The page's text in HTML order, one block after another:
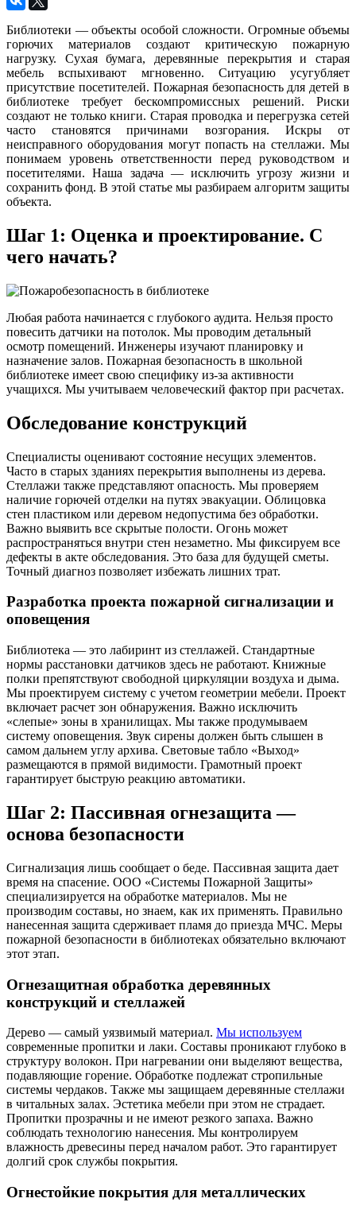
Библиотеки — объекты особой сложности. Огромные объемы
горючих материалов создают критическую пожарную
нагрузку. Сухая бумага, деревянные перекрытия и старая
мебель вспыхивают мгновенно. Ситуацию усугубляет
присутствие посетителей. Пожарная безопасность для детей в
библиотеке требует бескомпромиссных решений. Риски
создают не только книги. Старая проводка и перегрузка сетей
часто становятся причинами возгорания. Искры от
неисправного оборудования могут попасть на стеллажи. Мы
понимаем уровень ответственности перед руководством и
посетителями. Наша задача — исключить угрозу жизни и
сохранить фонд. В этой статье мы разбираем алгоритм защиты
объекта.
Шаг 1: Оценка и проектирование. С
чего начать?
Любая работа начинается с глубокого аудита. Нельзя просто
повесить датчики на потолок. Мы проводим детальный
осмотр помещений. Инженеры изучают планировку и
назначение залов. Пожарная безопасность в школьной
библиотеке имеет свою специфику из-за активности
учащихся. Мы учитываем человеческий фактор при расчетах.
Обследование конструкций
Специалисты оценивают состояние несущих элементов.
Часто в старых зданиях перекрытия выполнены из дерева.
Стеллажи также представляют опасность. Мы проверяем
наличие горючей отделки на путях эвакуации. Облицовка
стен пластиком или деревом недопустима без обработки.
Важно выявить все скрытые полости. Огонь может
распространяться внутри стен незаметно. Мы фиксируем все
дефекты в акте обследования. Это база для будущей сметы.
Точный диагноз позволяет избежать лишних трат.
Разработка проекта пожарной сигнализации и
оповещения
Библиотека — это лабиринт из стеллажей. Стандартные
нормы расстановки датчиков здесь не работают. Книжные
полки препятствуют свободной циркуляции воздуха и дыма.
Мы проектируем систему с учетом геометрии мебели. Проект
включает расчет зон обнаружения. Важно исключить
«слепые» зоны в хранилищах. Мы также продумываем
систему оповещения. Звук сирены должен быть слышен в
самом дальнем углу архива. Световые табло «Выход»
размещаются в прямой видимости. Грамотный проект
гарантирует быструю реакцию автоматики.
Шаг 2: Пассивная огнезащита —
основа безопасности
Сигнализация лишь сообщает о беде. Пассивная защита дает
время на спасение. ООО «Системы Пожарной Защиты»
специализируется на обработке материалов. Мы не
производим составы, но знаем, как их применять. Правильно
нанесенная защита сдерживает пламя до приезда МЧС. Меры
пожарной безопасности в библиотеках обязательно включают
этот этап.
Огнезащитная обработка деревянных
конструкций и стеллажей
Дерево — самый уязвимый материал. Мы используем
современные пропитки и лаки. Составы проникают глубоко в
структуру волокон. При нагревании они выделяют вещества,
подавляющие горение. Обработке подлежат стропильные
системы чердаков. Также мы защищаем деревянные стеллажи
в читальных залах. Эстетика мебели при этом не страдает.
Пропитки прозрачны и не имеют резкого запаха. Важно
соблюдать технологию нанесения. Мы контролируем
влажность древесины перед началом работ. Это гарантирует
долгий срок службы покрытия.
Огнестойкие покрытия для металлических